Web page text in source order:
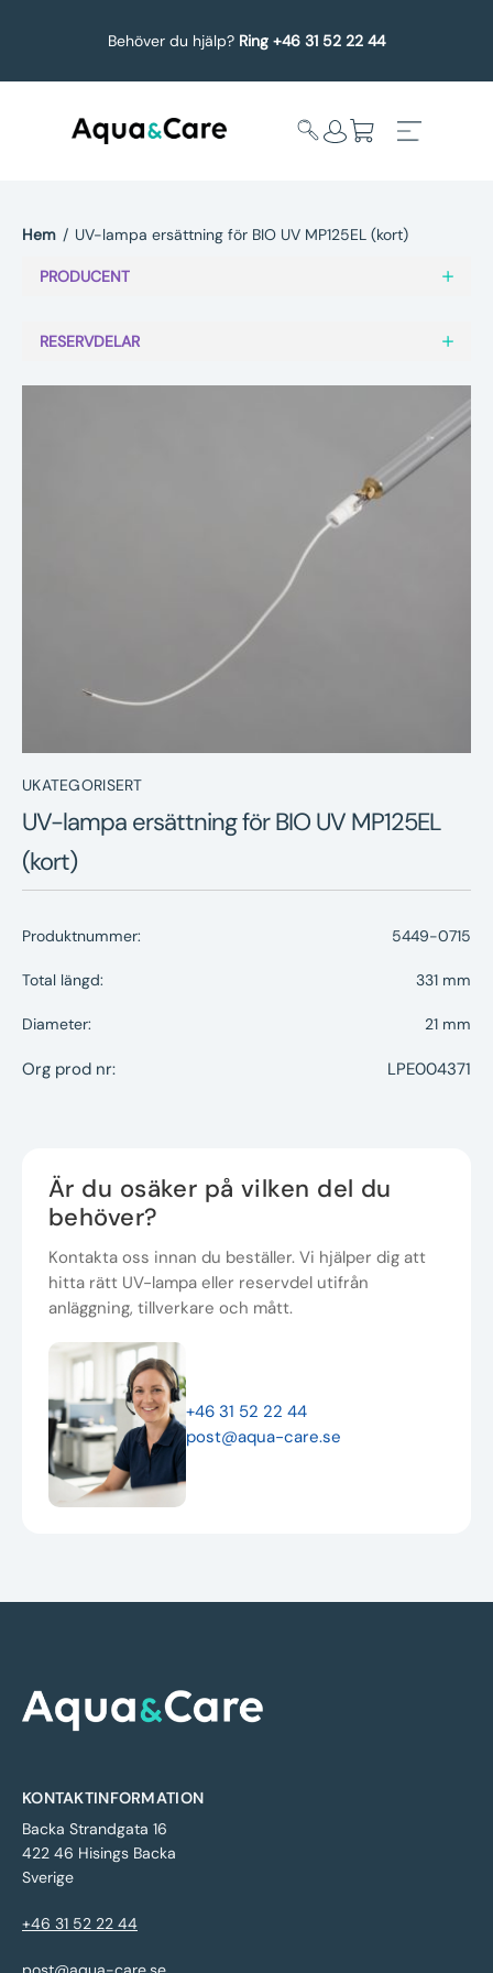
Behöver du hjälp? Ring +46 31 52 22 44
undermeny
Service
Underhållstips
Kontakt
Hem / UV-lampa ersättning för BIO UV MP125EL (kort)
PRODUCENT
RESERVDELAR
UKATEGORISERT
UV-lampa ersättning för BIO UV MP125EL
(kort)
Produktnummer: 5449-0715
Total längd: 331 mm
Diameter: 21 mm
Org prod nr: LPE004371
Är du osäker på vilken del du
behöver?
Kontakta oss innan du beställer. Vi hjälper dig att
hitta rätt UV-lampa eller reservdel utifrån
anläggning, tillverkare och mått.
+46 31 52 22 44
post@aqua-care.se
KONTAKTINFORMATION
Backa Strandgata 16
422 46 Hisings Backa
Sverige
+46 31 52 22 44